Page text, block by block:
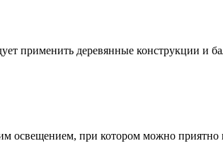
применить деревянные конструкции и
освещением, при котором можно приятно